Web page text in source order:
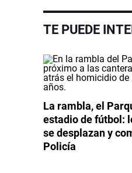
TE PUEDE
La rambla, el
estadio de fútbol:
se desplazan y
Policía